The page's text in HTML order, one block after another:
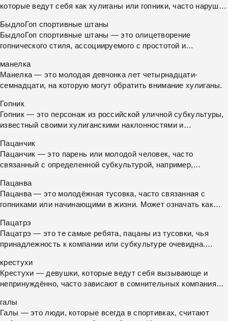
которые ведут себя как хулиганы или гопники, часто нарушая
БыдлоГоп спортивные штаны
БыдлоГоп спортивные штаны — это олицетворение
гопнического стиля, ассоциируемого с простотой и
выполнение тяжёлой работы.
манелка
Манелка — это молодая девчонка лет четырнадцати-
семнадцати, на которую могут обратить внимание хулиганы.
Гопник
Гопник — это персонаж из российской уличной субкультуры,
известный своими хулиганскими наклонностями и
уличными грабежами и спортивными костюмами.
Пацанчик
Пацанчик — это парень или молодой человек, часто
связанный с определенной субкультурой, например,
принадлежность к своей компании или стайлу.
Пацанва
Пацанва — это молодёжная тусовка, часто связанная с
гопниками или начинающими в жизни. Может означать как
молодежь.
Пацатрэ
Пацатрэ — это те самые ребята, пацаны из тусовки, чья
принадлежность к компании или субкультуре очевидна.
крестухи
Крестухи — девушки, которые ведут себя вызывающе и
непринуждённо, часто зависают в сомнительных компаниях,
галы
Галы — это люди, которые всегда в спортивках, считают